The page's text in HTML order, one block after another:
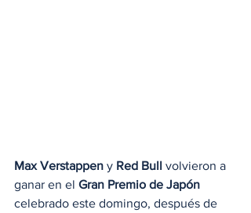
Max Verstappen y Red Bull volvieron a
ganar en el Gran Premio de Japón
celebrado este domingo, después de